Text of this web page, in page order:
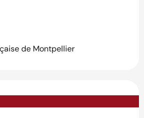
de Montpellier